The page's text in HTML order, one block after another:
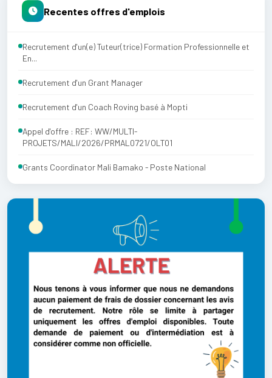
Recentes offres d'emplois
Recrutement d'un(e) Tuteur(trice) Formation Professionnelle et
En...
Recrutement d'un Grant Manager
Recrutement d'un Coach Roving basé à Mopti
Appel d'offre : REF: WW/MULTI-
PROJETS/MALI/2026/PRMAL0721/OLT01
Grants Coordinator Mali Bamako - Poste National